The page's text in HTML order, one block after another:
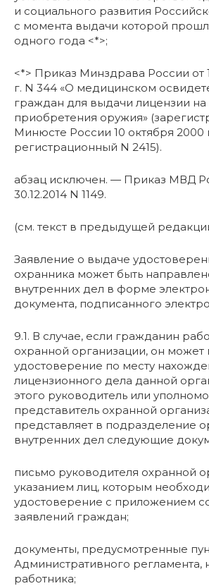
и социального развития
с момента выдачи которой
одного года <*>;
<*> Приказ Минздрава России от
г. N 344 «О медицинском
граждан для выдачи лицензии на
приобретения оружия»
Минюсте России 10 октября 2000
регистрационный N 2415).
абзац исключен. — Приказ МВД
30.12.2014 N 1149.
(см. текст в предыдущей
Заявление о выдаче
охранника может быть
внутренних дел в форме
документа, подписанного
9.1. В случае, если гражданин
охранной организации, он может
удостоверение по месту
лицензионного дела данной
этого руководитель или
представитель охранной
представляет в подразделение
внутренних дел следующие
письмо руководителя охранной
указанием лиц, которым
удостоверение с приложением
заявлений граждан;
документы, предусмотренные
Административного регламента,
работника;